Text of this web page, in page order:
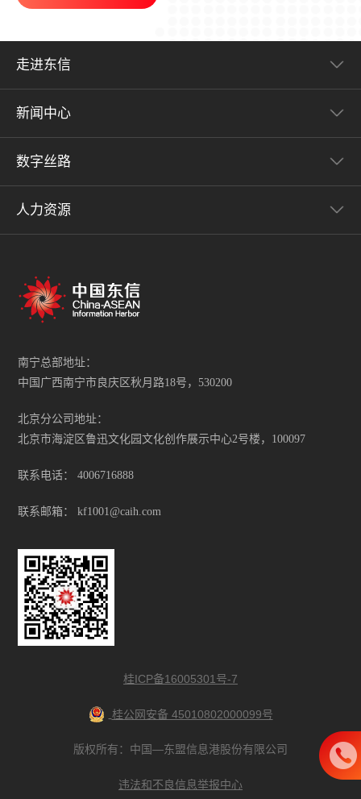
走进东信
新闻中心
数字丝路
人力资源
南宁总部地址：
中国广西南宁市良庆区秋月路18号，530200
北京分公司地址：
北京市海淀区鲁迅文化园文化创作展示中心2号楼，100097
联系电话： 4006716888
联系邮箱： kf1001@caih.com
桂ICP备16005301号-7
桂公网安备 45010802000099号
版权所有：中国—东盟信息港股份有限公司
违法和不良信息举报中心